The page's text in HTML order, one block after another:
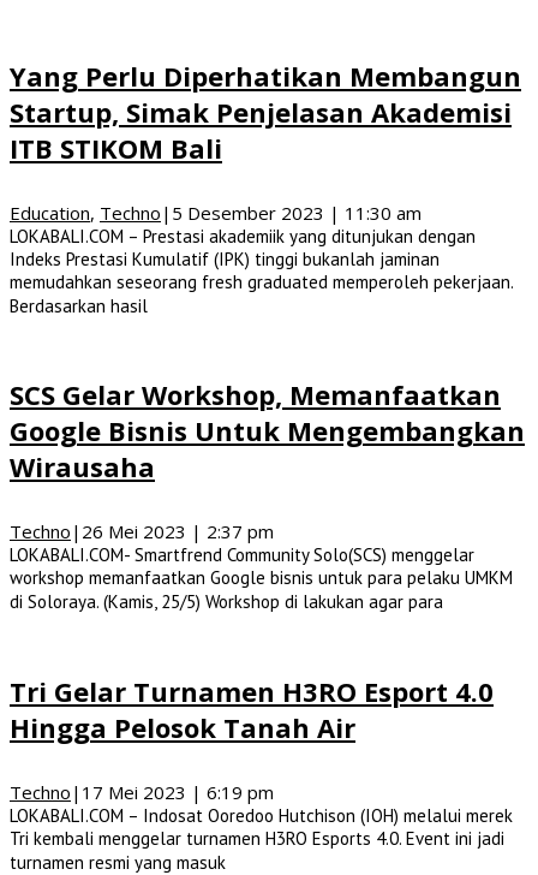
Yang Perlu Diperhatikan Membangun
Startup, Simak Penjelasan Akademisi
ITB STIKOM Bali
Education, Techno | 5 Desember 2023 | 11:30 am
LOKABALI.COM – Prestasi akademiik yang ditunjukan dengan
Indeks Prestasi Kumulatif (IPK) tinggi bukanlah jaminan
memudahkan seseorang fresh graduated memperoleh pekerjaan.
Berdasarkan hasil
SCS Gelar Workshop, Memanfaatkan
Google Bisnis Untuk Mengembangkan
Wirausaha
Techno | 26 Mei 2023 | 2:37 pm
LOKABALI.COM- Smartfrend Community Solo(SCS) menggelar
workshop memanfaatkan Google bisnis untuk para pelaku UMKM
di Soloraya. (Kamis, 25/5) Workshop di lakukan agar para
Tri Gelar Turnamen H3RO Esport 4.0
Hingga Pelosok Tanah Air
Techno | 17 Mei 2023 | 6:19 pm
LOKABALI.COM – Indosat Ooredoo Hutchison (IOH) melalui merek
Tri kembali menggelar turnamen H3RO Esports 4.0. Event ini jadi
turnamen resmi yang masuk